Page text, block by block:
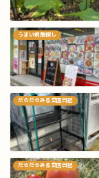
うまい焼飯探し
だらだらみる菜園日記
だらだらみる菜園日記